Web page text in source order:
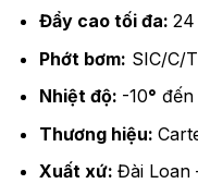
Đẩy cao tối đa: 24
Phớt bơm: SIC/C/
Nhiệt độ: -10° đến
Thương hiệu:
Xuất xứ: Đài Loan